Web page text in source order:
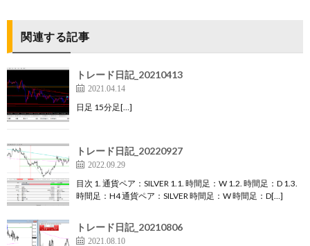
関連する記事
トレード日記_20210413
2021.04.14
日足 15分足[…]
トレード日記_20220927
2022.09.29
目次 1. 通貨ペア：SILVER 1.1. 時間足：W 1.2. 時間足：D 1.3.
時間足：H4 通貨ペア：SILVER 時間足：W 時間足：D[…]
トレード日記_20210806
2021.08.10